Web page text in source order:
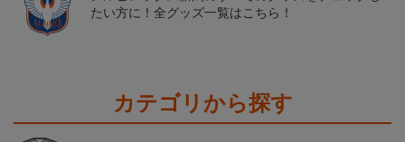
たい方に！全グッズ一覧はこちら！
カテゴリから探す